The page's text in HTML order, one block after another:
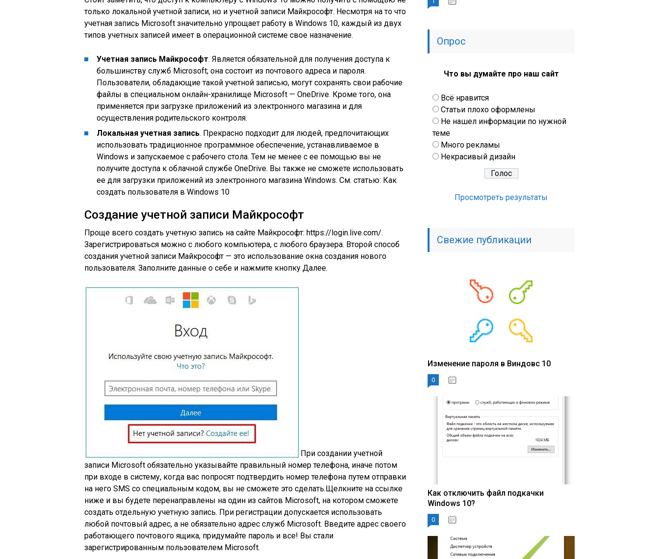
только локальной учетной записи, но и учетной записи Майкрософт. Несмотря на то что
учетная запись Microsoft значительно упрощает работу в Windows 10, каждый из двух
типов учетных записей имеет в операционной системе свое назначение.
Учетная запись Майкрософт. Является обязательной для получения доступа к
большинству служб Microsoft; она состоит из почтового адреса и пароля.
Пользователи, обладающие такой учетной записью, могут сохранять свои рабочие
файлы в специальном онлайн-хранилище Microsoft — OneDrive. Кроме того, она
применяется при загрузке приложений из электронного магазина и для
осуществления родительского контроля.
Локальная учетная запись. Прекрасно подходит для людей, предпочитающих
использовать традиционное программное обеспечение, устанавливаемое в
Windows и запускаемое с рабочего стола. Тем не менее с ее помощью вы не
получите доступа к облачной службе OneDrive. Вы также не сможете использовать
ее для загрузки приложений из электронного магазина Windows. См. статью: Как
создать пользователя в Windows 10
Создание учетной записи Майкрософт
Проще всего создать учетную запись на сайте Майкрософт: https://login.live.com/.
Зарегистрироваться можно с любого компьютера, с любого браузера. Второй способ
создания учетной записи Майкрософт — это использование окна создания нового
пользователя. Заполните данные о себе и нажмите кнопку Далее.
При создании учетной
записи Microsoft обязательно указывайте правильный номер телефона, иначе потом
при входе в систему, когда вас попросят подтвердить номер телефона путем отправки
на него SMS со специальным кодом, вы не сможете это сделать.Щелкните на ссылке
ниже и вы будете перенаправлены на один из сайтов Microsoft, на котором сможете
создать отдельную учетную запись. При регистрации допускается использовать
любой почтовый адрес, а не обязательно адрес служб Microsoft. Введите адрес своего
работающего почтового ящика, придумайте пароль и все! Вы стали
зарегистрированным пользователем Microsoft.
Опрос
Что вы думайте про наш сайт
Всё нравится
Статьи плохо оформлены
Не нашел информации по нужной
теме
Много рекламы
Некрасивый дизайн
Просмотреть результаты
Свежие публикации
Изменение пароля в Виндовс 10
0
Как отключить файл подкачки
Windows 10?
0